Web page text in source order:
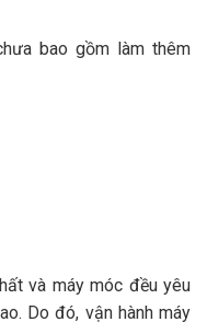
bao gồm làm thêm
và máy móc đều yêu
Do đó, vận hành máy